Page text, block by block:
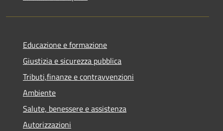
Educazione e formazione
Giustizia e sicurezza pubblica
Tributi,finanze e contravvenzioni
Ambiente
Salute, benessere e assistenza
Autorizzazioni